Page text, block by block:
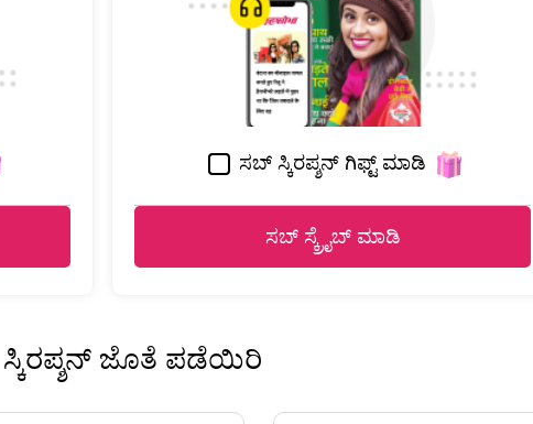
ಸಬ್ ಸ್ಕಿರಪ್ಶನ್ ಗಿಫ್ಟ್ ಮಾಡಿ
ಸಬ್ ಸ್ಕ್ರೈಬ್ ಮಾಡಿ
ಜೊತೆ ಪಡೆಯಿರಿ